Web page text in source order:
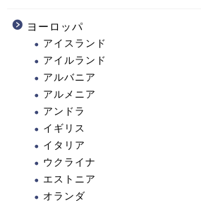
ヨーロッパ
アイスランド
アイルランド
アルバニア
アルメニア
アンドラ
イギリス
イタリア
ウクライナ
エストニア
オランダ